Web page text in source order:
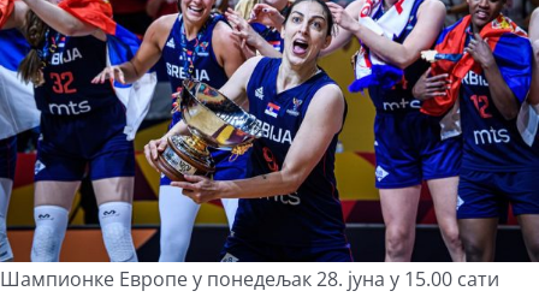
Шампионке Европе у понедељак 28. јуна у 15.00 сати